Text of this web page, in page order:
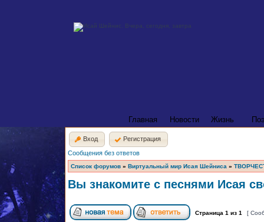
Главная Новости Жизнь
Вход
Регистрация
Сообщения без ответов
Список форумов » Виртуальный мир Исая Шейниса »
Вы знакомите с песнями Исая
Страница 1 из 1 [